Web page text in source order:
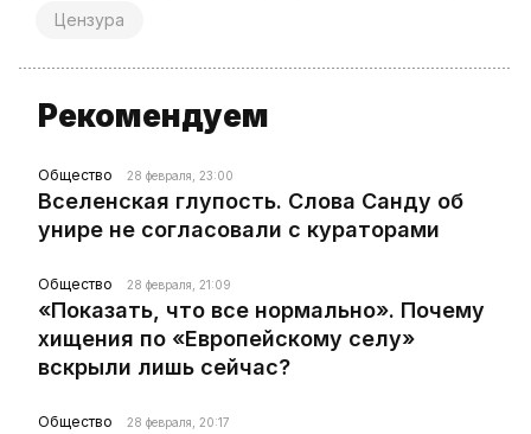
Цензура
Рекомендуем
Общество 28 февраля, 23:00
Вселенская глупость. Слова Санду об
унире не согласовали с кураторами
Общество 28 февраля, 21:09
«Показать, что все нормально». Почему
хищения по «Европейскому селу»
вскрыли лишь сейчас?
Общество 28 февраля, 20:17